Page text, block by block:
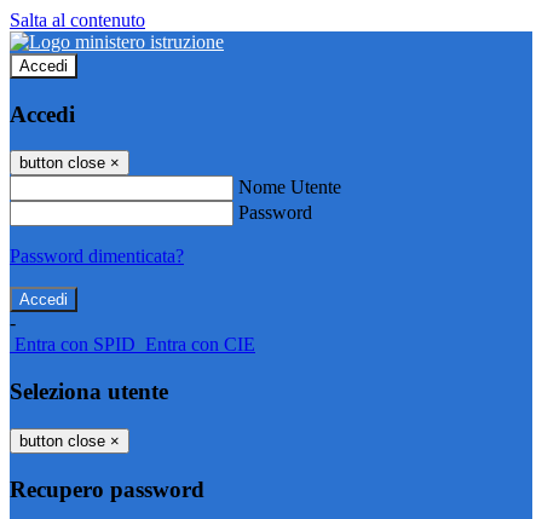
Salta al contenuto
Accedi
Accedi
button close ×
Nome Utente
Password
Password dimenticata?
-
Entra con SPID Entra con CIE
Seleziona utente
button close ×
Recupero password